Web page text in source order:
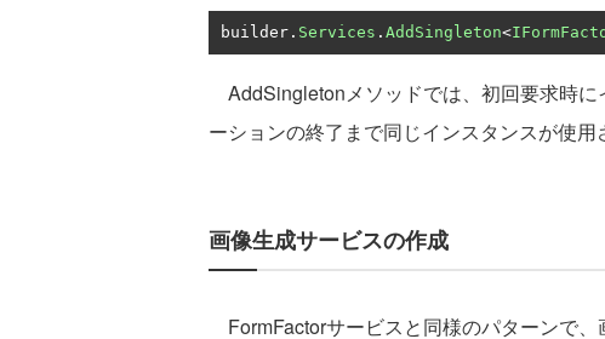
builder . Services . AddSingleton<
AddSingletonメソッドでは、初回要求時
ーションの終了まで同じインスタンスが使用
画像生成サービスの作成
FormFactorサービスと同様のパターンで